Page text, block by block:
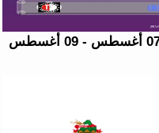
جدول مباريات هذا الأسبوع الجمعة 07 أغسطس - 09 أغسطس